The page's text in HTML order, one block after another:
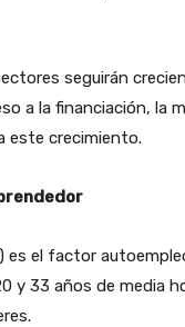
seguirán
a la financiación, la
este crecimiento.
es el factor
y 33 años de media